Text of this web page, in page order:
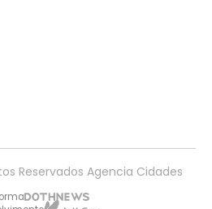
Reservados Agencia Cidades